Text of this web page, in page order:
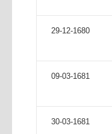
29-12-1680
09-03-1681
30-03-1681